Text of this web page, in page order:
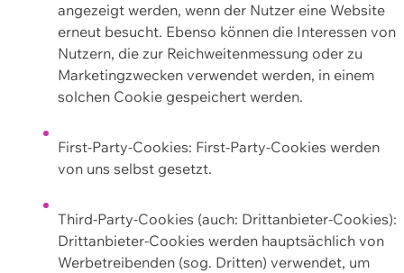
angezeigt werden, wenn der Nutzer eine Website
erneut besucht. Ebenso können die Interessen von
Nutzern, die zur Reichweitenmessung oder zu
Marketingzwecken verwendet werden, in einem
solchen Cookie gespeichert werden.
First-Party-Cookies: First-Party-Cookies werden
von uns selbst gesetzt.
Third-Party-Cookies (auch: Drittanbieter-Cookies):
Drittanbieter-Cookies werden hauptsächlich von
Werbetreibenden (sog. Dritten) verwendet, um